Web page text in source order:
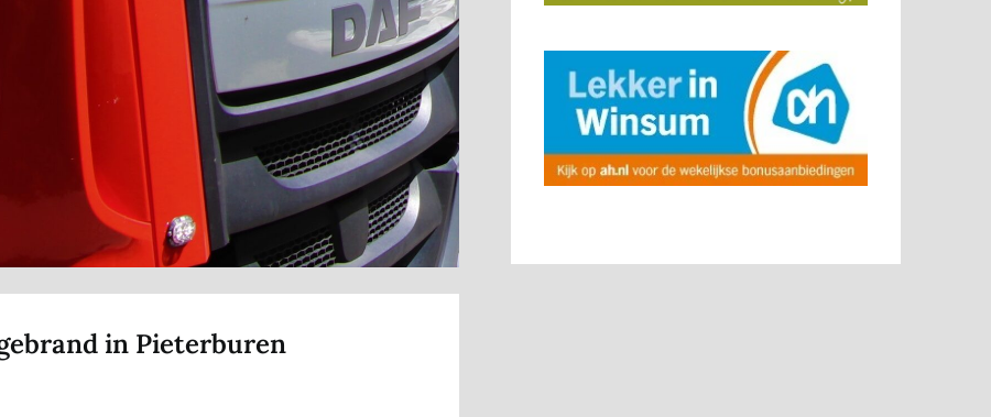
in Pieterburen